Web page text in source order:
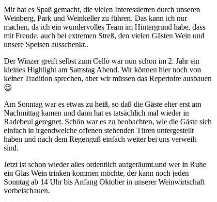
Mir hat es Spaß gemacht, die vielen Interessierten durch unseren
Weinberg, Park und Weinkeller zu führen. Das kann ich nur
machen, da ich ein wundervolles Team im Hintergrund habe, dass
mit Freude, auch bei extremen Streß, den vielen Gästen Wein und
unsere Speisen ausschenkt..
Der Winzer greift selbst zum Cello war nun schon im 2. Jahr ein
kleines Highlight am Samstag Abend. Wir können hier noch von
keiner Tradition sprechen, aber wir müssen das Repertoire ausbauen
😉
Am Sonntag war es etwas zu heiß, so daß die Gäste eher erst am
Nachmittag kamen und dann hat es tatsächlich mal wieder in
Radebeul geregnet. Schön war es zu beobachten, wie die Gäste sich
einfach in irgendwelche offenen stehenden Türen untergestellt
haben und nach dem Regenguß einfach weiter bei uns verweilt
sind.
Jetzt ist schon wieder alles ordentlich aufgeräumt.und wer in Ruhe
ein Glas Wein trinken kommen möchte, der kann noch jeden
Sonntag ab 14 Uhr bis Anfang Oktober in unserer Weinwirtschaft
vorbeischauen.